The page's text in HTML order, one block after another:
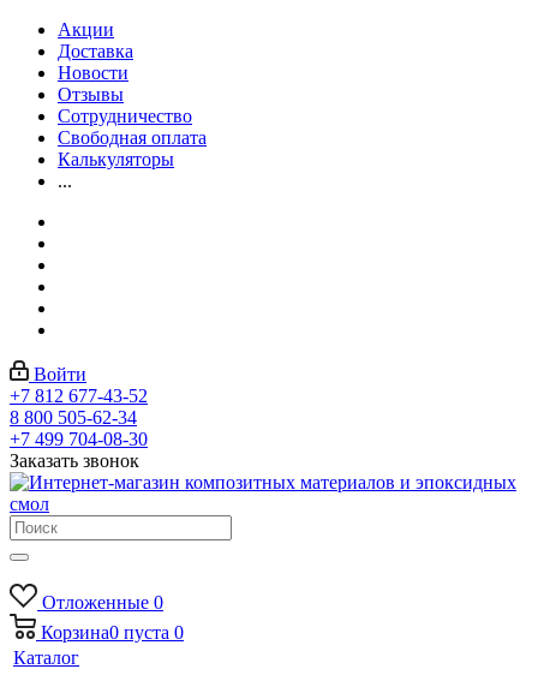
Акции
Доставка
Новости
Отзывы
Сотрудничество
Свободная оплата
Калькуляторы
...
Войти
+7 812 677-43-52
8 800 505-62-34
+7 499 704-08-30
Заказать звонок
Отложенные 0
Корзина0 пуста 0
Каталог